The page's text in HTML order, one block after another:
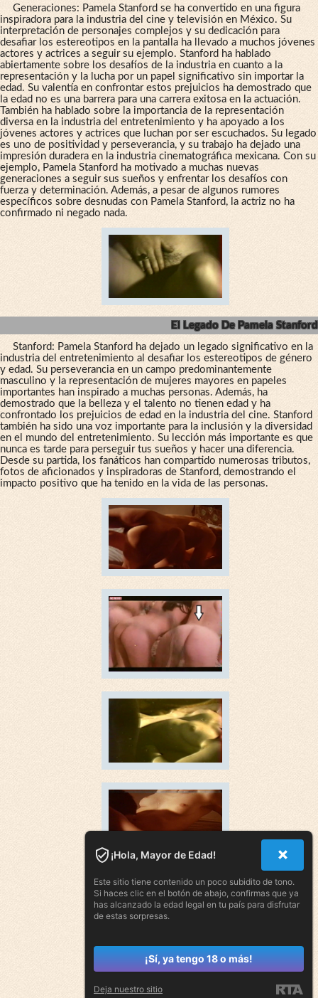
Generaciones: Pamela Stanford se ha convertido en una figura
inspiradora para la industria del cine y televisión en México. Su
interpretación de personajes complejos y su dedicación para
desafiar los estereotipos en la pantalla ha llevado a muchos jóvenes
actores y actrices a seguir su ejemplo. Stanford ha hablado
abiertamente sobre los desafíos de la industria en cuanto a la
representación y la lucha por un papel significativo sin importar la
edad. Su valentía en confrontar estos prejuicios ha demostrado que
la edad no es una barrera para una carrera exitosa en la actuación.
También ha hablado sobre la importancia de la representación
diversa en la industria del entretenimiento y ha apoyado a los
jóvenes actores y actrices que luchan por ser escuchados. Su legado
es uno de positividad y perseverancia, y su trabajo ha dejado una
impresión duradera en la industria cinematográfica mexicana. Con su
ejemplo, Pamela Stanford ha motivado a muchas nuevas
generaciones a seguir sus sueños y enfrentar los desafíos con
fuerza y ​​determinación. Además, a pesar de algunos rumores
específicos sobre desnudas con Pamela Stanford, la actriz no ha
confirmado ni negado nada.
El Legado De Pamela Stanford
Stanford: Pamela Stanford ha dejado un legado significativo en la
industria del entretenimiento al desafiar los estereotipos de género
y edad. Su perseverancia en un campo predominantemente
masculino y la representación de mujeres mayores en papeles
importantes han inspirado a muchas personas. Además, ha
demostrado que la belleza y el talento no tienen edad y ha
confrontado los prejuicios de edad en la industria del cine. Stanford
también ha sido una voz importante para la inclusión y la diversidad
en el mundo del entretenimiento. Su lección más importante es que
nunca es tarde para perseguir tus sueños y hacer una diferencia.
Desde su partida, los fanáticos han compartido numerosas tributos,
fotos de aficionados y inspiradoras de Stanford, demostrando el
impacto positivo que ha tenido en la vida de las personas.
¡Hola, Mayor de Edad!
Este sitio tiene contenido un poco subidito de tono.
Si haces clic en el botón de abajo, confirmas que ya
has alcanzado la edad legal en tu país para disfrutar
de estas sorpresas.
¡Sí, ya tengo 18 o más!
Deja nuestro sitio